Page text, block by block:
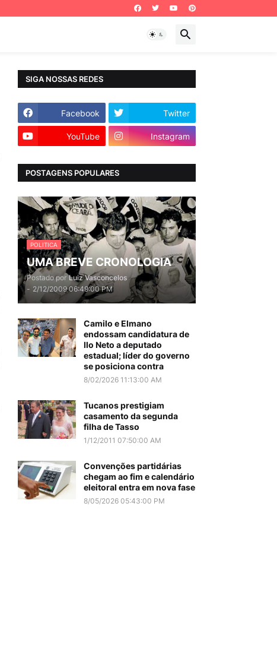
SIGA NOSSAS REDES
Facebook Twitter
YouTube Instagram
POSTAGENS POPULARES
POLITICA
UMA BREVE CRONOLOGIA
Postado por Luiz Vasconcelos
- 2/12/2009 06:49:00 PM
Camilo e Elmano
endossam candidatura de
Ilo Neto a deputado
estadual; líder do governo
se posiciona contra
8/02/2026 11:13:00 AM
Tucanos prestigiam
casamento da segunda
filha de Tasso
1/12/2011 07:50:00 AM
Convenções partidárias
chegam ao fim e calendário
eleitoral entra em nova fase
8/05/2026 05:43:00 PM